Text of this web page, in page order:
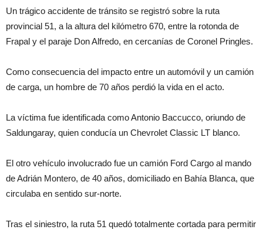
Un trágico accidente de tránsito se registró sobre la ruta
provincial 51, a la altura del kilómetro 670, entre la rotonda de
Frapal y el paraje Don Alfredo, en cercanías de Coronel Pringles.
Como consecuencia del impacto entre un automóvil y un camión
de carga, un hombre de 70 años perdió la vida en el acto.
La víctima fue identificada como Antonio Baccucco, oriundo de
Saldungaray, quien conducía un Chevrolet Classic LT blanco.
El otro vehículo involucrado fue un camión Ford Cargo al mando
de Adrián Montero, de 40 años, domiciliado en Bahía Blanca, que
circulaba en sentido sur-norte.
Tras el siniestro, la ruta 51 quedó totalmente cortada para permitir